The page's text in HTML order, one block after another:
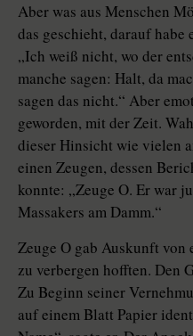
Aber was aus Menschen
das geschieht, darauf
„Ich weiß nicht, wo der
manche sagen: Halt, da
sagen das nicht.“ Aber
geworden, mit der Zeit.
dieser Hinsicht wie vielen
einen Zeugen, dessen
konnte: „Zeuge O. Er war
Massakers am Damm.“
Zeuge O gab Auskunft von
zu verbergen hofften. Den
Zu Beginn seiner
auf einem Blatt Papier